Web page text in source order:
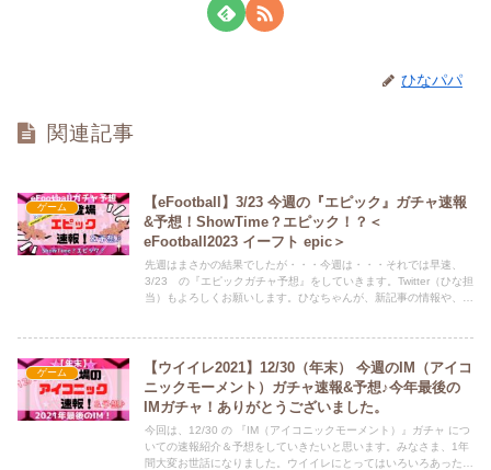
ひなパパ
関連記事
ゲーム
【eFootball】3/23 今週の『エピック』ガチャ速報
&予想！ShowTime？エピック！？＜
eFootball2023 イーフト epic＞
先週はまさかの結果でしたが・・・今週は・・・それでは早速、
3/23 の『エピックガチャ予想』をしていきます。Twitter（ひな担
当）もよろしくお願いします。ひなちゃんが、新記事の情報や、ど
ゲーム
【ウイイレ2021】12/30（年末） 今週のIM（アイコ
ニックモーメント）ガチャ速報&予想♪今年最後の
IMガチャ！ありがとうございました。
今回は、12/30 の 『IM（アイコニックモーメント）』ガチャ につ
いての速報紹介＆予想をしていきたいと思います。みなさま、1年
間大変お世話になりました。ウイイレにとってはいろいろあった1